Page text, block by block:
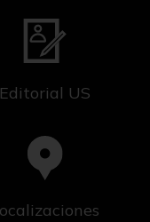
Editorial US